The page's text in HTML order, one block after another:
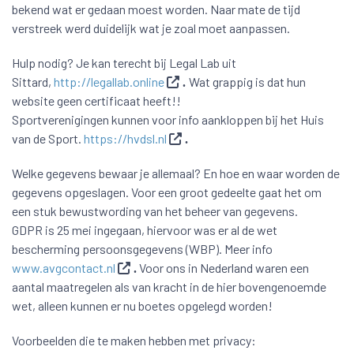
bekend wat er gedaan moest worden. Naar mate de tijd
verstreek werd duidelijk wat je zoal moet aanpassen.
Hulp nodig? Je kan terecht bij Legal Lab uit
Sittard, http://legallab.online . Wat grappig is dat hun
website geen certificaat heeft!!
Sportverenigingen kunnen voor info aankloppen bij het Huis
van de Sport. https://hvdsl.nl .
Welke gegevens bewaar je allemaal? En hoe en waar worden de
gegevens opgeslagen. Voor een groot gedeelte gaat het om
een stuk bewustwording van het beheer van gegevens.
GDPR is 25 mei ingegaan, hiervoor was er al de wet
bescherming persoonsgegevens (WBP). Meer info
www.avgcontact.nl
. Voor ons in Nederland waren een
aantal maatregelen als van kracht in de hier bovengenoemde
wet, alleen kunnen er nu boetes opgelegd worden!
Voorbeelden die te maken hebben met privacy: